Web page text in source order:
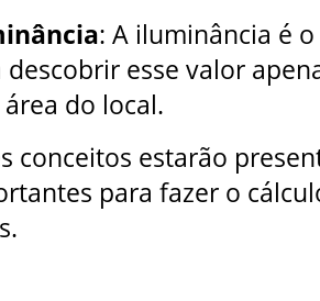
: A iluminância é
descobrir esse valor
do local.
conceitos estarão
para fazer o